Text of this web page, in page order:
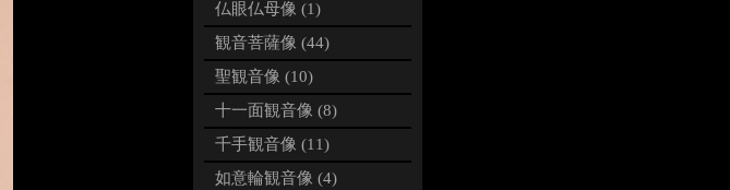
仏眼仏母像 (1)
観音菩薩像 (44)
聖観音像 (10)
十一面観音像 (8)
千手観音像 (11)
如意輪観音像 (4)